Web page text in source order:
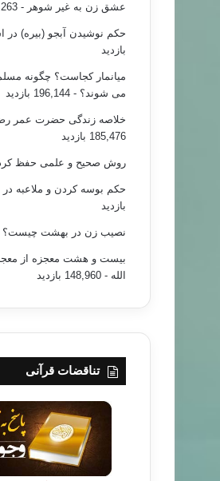
عشق زن به غیر شوهر - 280,263 بازدید
حکم نوشیدن آبجو (بیره)
بازدید
میانمار کجاست؟ چگونه
می شوند؟ - 196,144 بازدید
خلاصه زندگی حضرت عمر
185,476 بازدید
روش صحیح و علمی حفظ
حکم بوسه کردن و ملاعبه در
بازدید
نصیب زن در بهشت چیست؟
بیست و هشت معجزه از
الله - 148,960 بازدید
تناقضات قرآنی